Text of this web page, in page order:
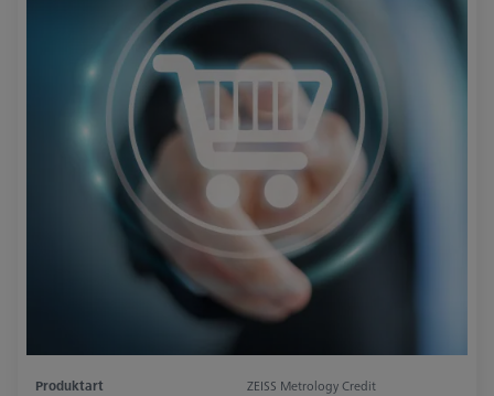
Produktart ZEISS Metrology Credit